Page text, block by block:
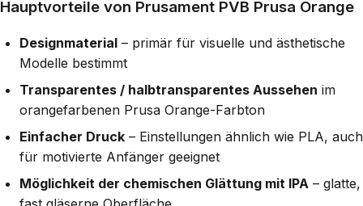
Hauptvorteile von Prusament PVB Prusa Orange
Designmaterial – primär für visuelle und ästhetische
Modelle bestimmt
Transparentes / halbtransparentes Aussehen im
orangefarbenen Prusa Orange-Farbton
Einfacher Druck – Einstellungen ähnlich wie PLA, auch
für motivierte Anfänger geeignet
Möglichkeit der chemischen Glättung mit IPA – glatte,